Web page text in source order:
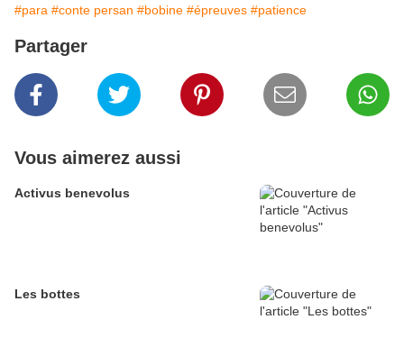
#para #conte persan #bobine #épreuves #patience
Partager
Vous aimerez aussi
Activus benevolus
Les bottes